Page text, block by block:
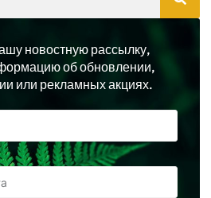
новостную рассылку,
об обновлении,
или рекламных акциях.